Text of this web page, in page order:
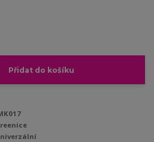
Přidat do košíku